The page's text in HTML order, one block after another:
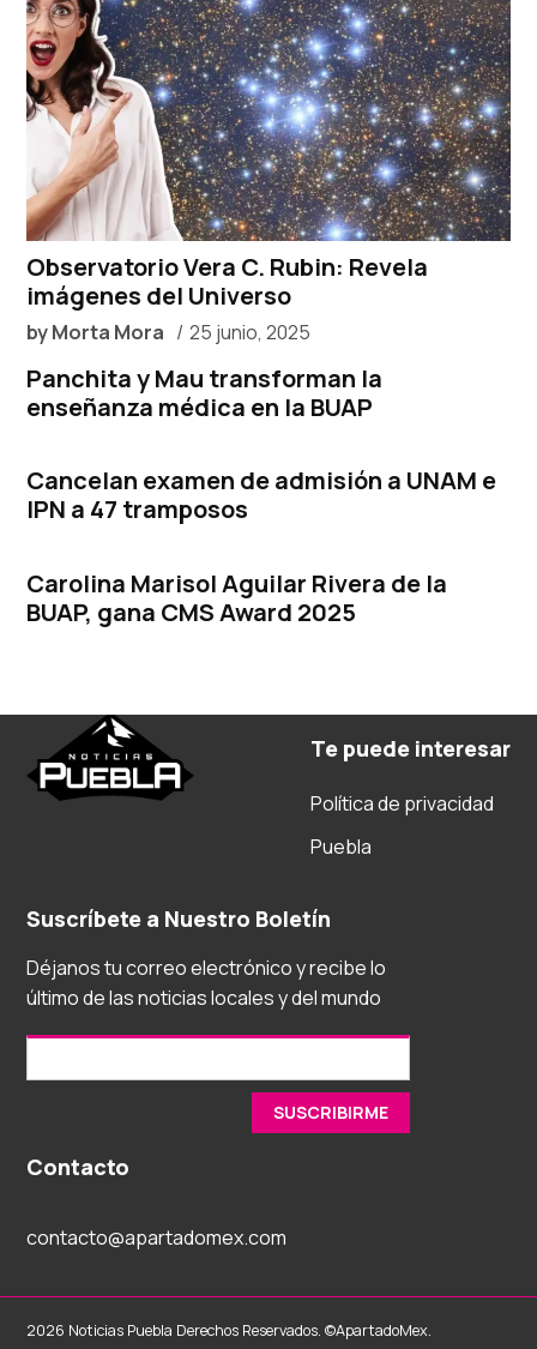
Observatorio Vera C. Rubin: Revela
imágenes del Universo
byMorta Mora 25 junio, 2025
Panchita y Mau transforman la
enseñanza médica en la BUAP
Cancelan examen de admisión a UNAM e
IPN a 47 tramposos
Carolina Marisol Aguilar Rivera de la
BUAP, gana CMS Award 2025
Te puede interesar
Política de privacidad
Puebla
Suscríbete a Nuestro Boletín
Déjanos tu correo electrónico y recibe lo
último de las noticias locales y del mundo
Contacto
contacto@apartadomex.com
2026 Noticias Puebla Derechos Reservados. ©ApartadoMex.